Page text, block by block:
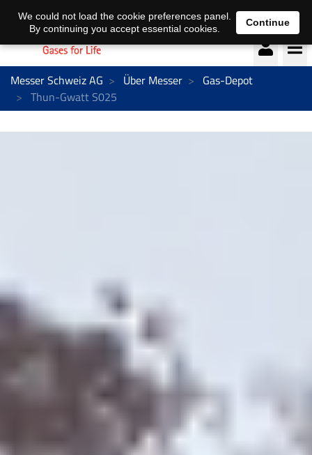
Deutsch français
Messer Schweiz AG Über Messer
Gas-Depot
Thun-Gwatt S025
We could not load the cookie preferences panel.
By continuing you accept essential cookies.
Continue